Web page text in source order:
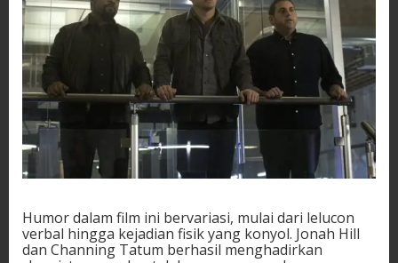
Humor dalam film ini bervariasi, mulai dari lelucon
verbal hingga kejadian fisik yang konyol. Jonah Hill
dan Channing Tatum berhasil menghadirkan